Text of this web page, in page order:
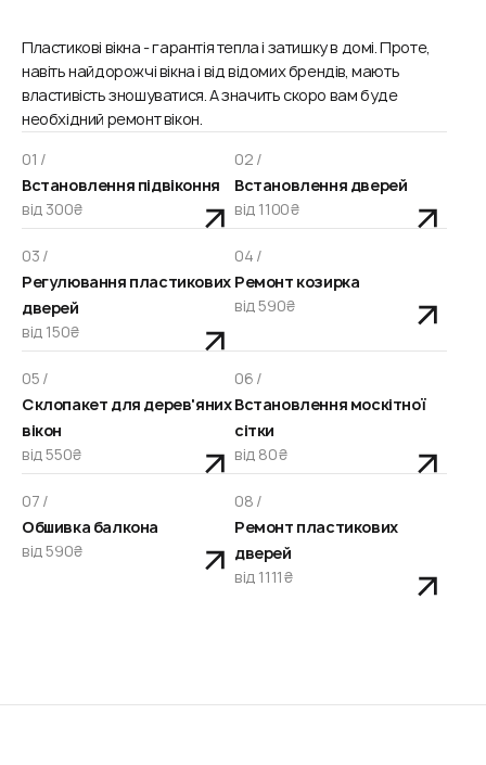
Пластикові вікна - гарантія тепла і затишку в домі. Проте,
навіть найдорожчі вікна і від відомих брендів, мають
властивість зношуватися. А значить скоро вам буде
необхідний ремонт вікон.
01 /
Встановлення підвіконня
від 300₴
02 /
Встановлення дверей
від 1100₴
03 /
Регулювання пластикових
дверей
від 150₴
04 /
Ремонт козирка
від 590₴
05 /
Склопакет для дерев'яних
вікон
від 550₴
06 /
Встановлення москітної
сітки
від 80₴
07 /
Обшивка балкона
від 590₴
08 /
Ремонт пластикових
дверей
від 1111₴